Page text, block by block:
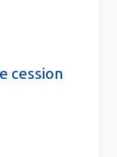
cession